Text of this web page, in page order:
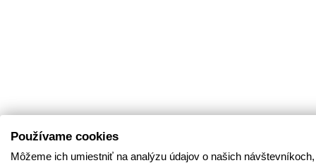
Používame cookies
Môžeme ich umiestniť na analýzu údajov o našich